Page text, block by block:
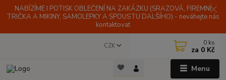
NABÍZÍME I POTISK OBLEČENÍ NA ZAKÁZKU (SRAZOVÁ, FIREMNÍ
TRIČKA A MIKINY, SAMOLEPKY A SPOUSTU DALŠÍHO) - neváhejte nás
kontaktovat
Menu
CZK 0 ks
za 0 Kč